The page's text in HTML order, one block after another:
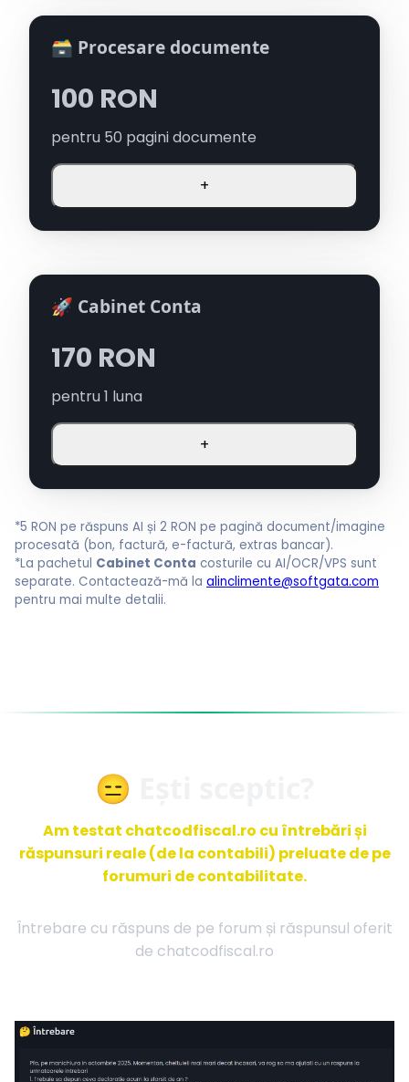
🗃️ Procesare documente
100 RON
pentru 50 pagini documente
+
🚀 Cabinet Conta
170 RON
pentru1 luna
+
*5 RON pe răspuns AI și 2 RON pe pagină document/imagine
procesată (bon, factură, e-factură, extras bancar).
*La pachetul Cabinet Conta costurile cu AI/OCR/VPS sunt
separate. Contactează-mă la alinclimente@softgata.com
pentru mai multe detalii.
😑 Ești sceptic?
Am testat chatcodfiscal.ro cu întrebări și
răspunsuri reale (de la contabili) preluate de pe
forumuri de contabilitate.
Întrebare cu răspuns de pe forum și răspunsul oferit
de chatcodfiscal.ro